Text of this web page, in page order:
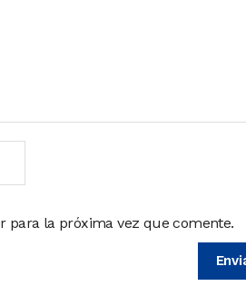
para la próxima vez que comente.